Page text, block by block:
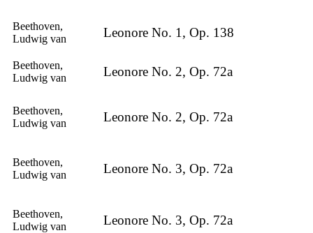
Beethoven,
Ludwig van
Leonore No. 1, Op. 138
Beethoven,
Ludwig van
Leonore No. 2, Op. 72a
Beethoven,
Ludwig van
Leonore No. 2, Op. 72a
Beethoven,
Ludwig van
Leonore No. 3, Op. 72a
Beethoven,
Ludwig van
Leonore No. 3, Op. 72a